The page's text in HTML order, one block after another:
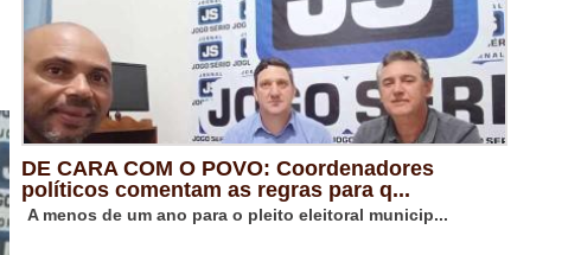
DE CARA COM O POVO: Coordenadores
políticos comentam as regras para q...
A menos de um ano para o pleito eleitoral municip...